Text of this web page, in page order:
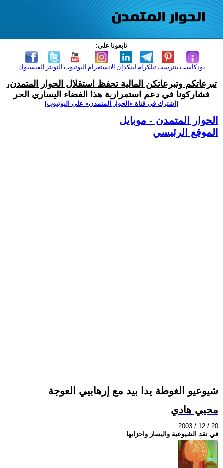
تابعونا على:
الفيسبوك التويتر اليوتيوب الانستغرام لينكدإن تيلكرامبنترست بودكاست
تبرعاتكم وتبرعاتكن المالية تحفظ استقلال الحوار المتمدن،
فشاركونا في دعم استمرارية هذا الفضاء اليساري الحر
[اشترك في قناة ‫«الحوار المتمدن» على اليوتيوب]
الحوار المتمدن - موبايل
الموقع الرئيسي
شيوعيو الغوطة يدا بيد مع إرهابيي العوجة
محيي هادي
2003 / 12 / 20
في نقد الشيوعية واليسار واحزابها